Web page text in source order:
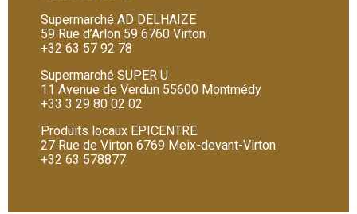
Supermarché AD DELHAIZE
59 Rue d’Arlon 59 6760 Virton
+32 63 57 92 78
Supermarché SUPER U
11 Avenue de Verdun 55600 Montmédy
+33 3 29 80 02 02
Produits locaux EPICENTRE
27 Rue de Virton 6769 Meix-devant-Virton
+32 63 578877